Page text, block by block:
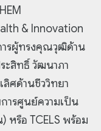
& Innovation
ารผู้ทรงคุณวุฒิด้าน
ะสิทธิ์ วัฒนาภา
ลิศด้านชีววิทยา
ารศูนย์ความเป็น
หรือ TCELS พร้อม